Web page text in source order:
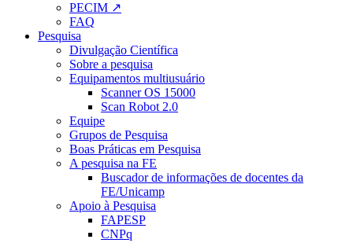
PECIM ↗
FAQ
Pesquisa
Divulgação Científica
Sobre a pesquisa
Equipamentos multiusuário
Scanner OS 15000
Scan Robot 2.0
Equipe
Grupos de Pesquisa
Boas Práticas em Pesquisa
A pesquisa na FE
Buscador de informações de docentes da
FE/Unicamp
Apoio à Pesquisa
FAPESP
CNPq